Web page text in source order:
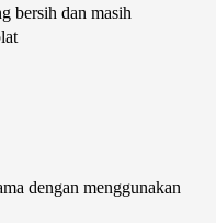
bersih dan masih
dengan menggunakan